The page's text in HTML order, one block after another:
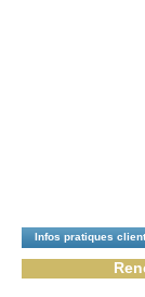
Infos pratiques client